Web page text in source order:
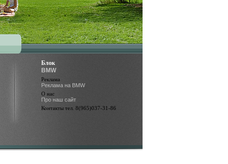
Блок
BMW
Реклама
Реклама на BMW
О нас
Про наш сайт
Контакты тел. 8(965)037-31-86